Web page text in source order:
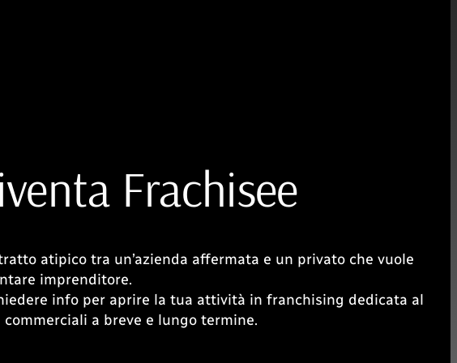
Frachisee
atipico tra un’azienda affermata e un privato che vuole
imprenditore.
info per aprire la tua attività in franchising dedicata al
a breve e lungo termine.